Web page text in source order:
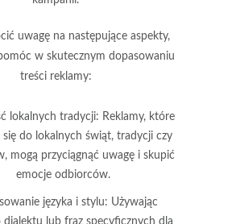
uwagę na następujące aspekty,
w skutecznym dopasowaniu
treści reklamy:
lokalnych tradycji: Reklamy, które
się do lokalnych świąt, tradycji czy
mogą przyciągnąć uwagę i skupić
emocje odbiorców.
języka i stylu: Używając
dialektu lub fraz specyficznych dla